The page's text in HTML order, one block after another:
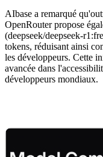
AIbase a remarqué
OpenRouter propose
(deepseek/deepseek-
tokens, réduisant ainsi
les développeurs. Cette
avancée dans
développeurs mondiaux.